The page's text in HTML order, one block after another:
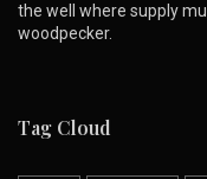
the well where supply
woodpecker.
Tag Cloud